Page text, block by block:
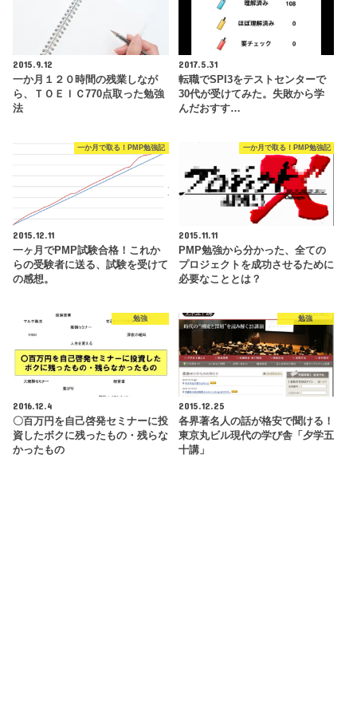
2015.9.12
一か月１２０時間の残業しなが
ら、ＴＯＥＩＣ770点取った勉強
法
2017.5.31
転職でSPI3をテストセンターで
30代が受けてみた。失敗から学
んだおすす…
一か月で取る！PMP勉強記
2015.12.11
一ヶ月でPMP試験合格！これか
らの受験者に送る、試験を受けて
の感想。
一か月で取る！PMP勉強記
2015.11.11
PMP勉強から分かった、全ての
プロジェクトを成功させるために
必要なこととは？
勉強
2016.12.4
〇百万円を自己啓発セミナーに投
資したボクに残ったもの・残らな
かったもの
勉強
2015.12.25
各界著名人の話が格安で聞ける！
東京丸ビル現代の学び舎「夕学五
十講」